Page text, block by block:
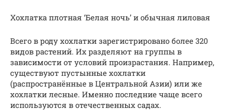
Хохлатка плотная ‘Белая ночь’ и обычная лиловая
Всего в роду хохлатки зарегистрировано более 320
видов растений. Их разделяют на группы в
зависимости от условий произрастания. Например,
существуют пустынные хохлатки
(распространённые в Центральной Азии) или же
хохлатки лесные. Именно последние чаще всего
используются в отечественных садах.